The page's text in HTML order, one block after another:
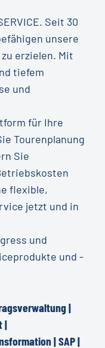
Seit 30
unsere
erzielen. Mit
tiefem
und
für Ihre
Tourenplanung
Sie
flexible,
jetzt und in
und
und -
|
|
|SAP|